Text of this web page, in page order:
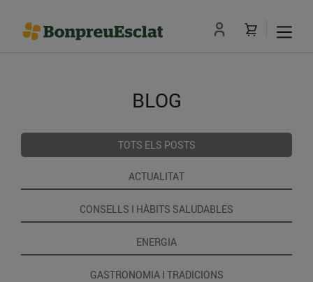
BLOG
TOTS ELS POSTS
ACTUALITAT
CONSELLS I HÀBITS SALUDABLES
ENERGIA
GASTRONOMIA I TRADICIONS